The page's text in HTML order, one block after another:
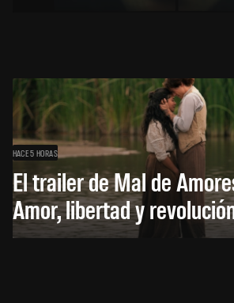
HACE 5 HORAS
El trailer de Mal de
Amor, libertad y